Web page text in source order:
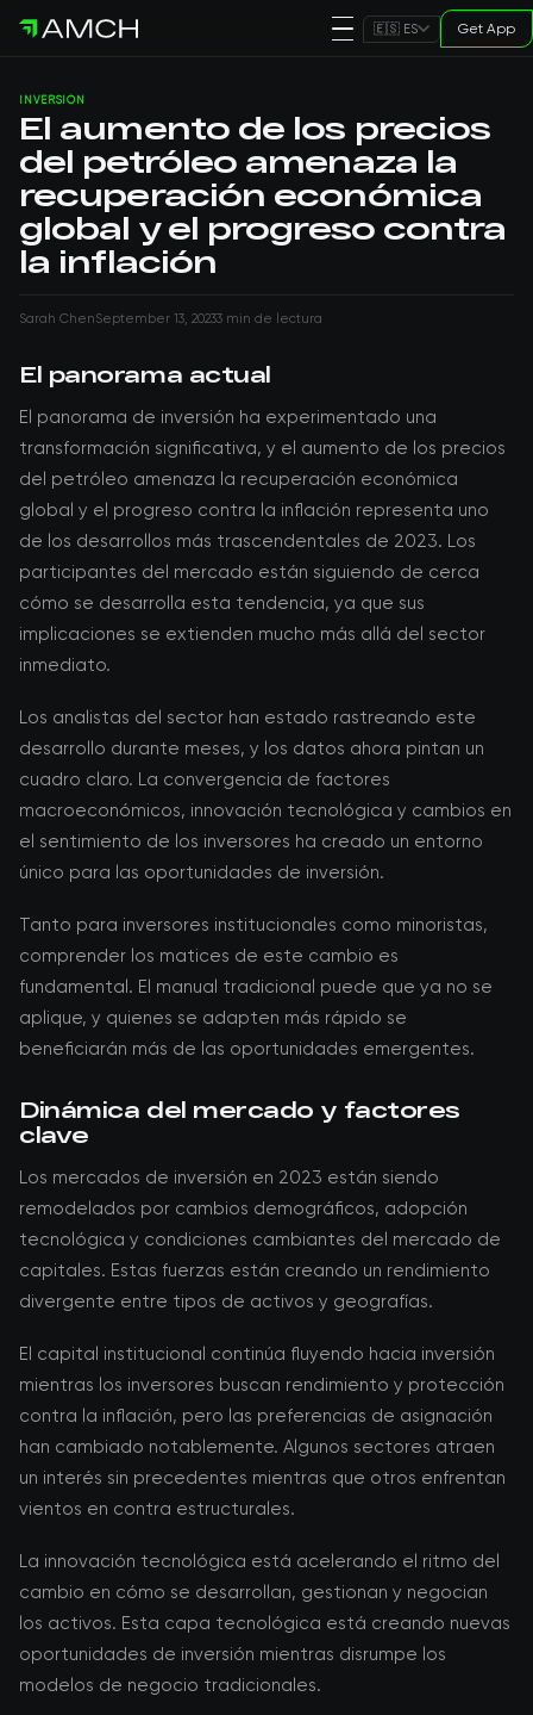
🇪🇸 ES Get App
INVERSIÓN
El aumento de los precios
del petróleo amenaza la
recuperación económica
global y el progreso contra
la inflación
Sarah ChenSeptember 13, 20233 min de lectura
El panorama actual
El panorama de inversión ha experimentado una
transformación significativa, y el aumento de los precios
del petróleo amenaza la recuperación económica
global y el progreso contra la inflación representa uno
de los desarrollos más trascendentales de 2023. Los
participantes del mercado están siguiendo de cerca
cómo se desarrolla esta tendencia, ya que sus
implicaciones se extienden mucho más allá del sector
inmediato.
Los analistas del sector han estado rastreando este
desarrollo durante meses, y los datos ahora pintan un
cuadro claro. La convergencia de factores
macroeconómicos, innovación tecnológica y cambios en
el sentimiento de los inversores ha creado un entorno
único para las oportunidades de inversión.
Tanto para inversores institucionales como minoristas,
comprender los matices de este cambio es
fundamental. El manual tradicional puede que ya no se
aplique, y quienes se adapten más rápido se
beneficiarán más de las oportunidades emergentes.
Dinámica del mercado y factores
clave
Los mercados de inversión en 2023 están siendo
remodelados por cambios demográficos, adopción
tecnológica y condiciones cambiantes del mercado de
capitales. Estas fuerzas están creando un rendimiento
divergente entre tipos de activos y geografías.
El capital institucional continúa fluyendo hacia inversión
mientras los inversores buscan rendimiento y protección
contra la inflación, pero las preferencias de asignación
han cambiado notablemente. Algunos sectores atraen
un interés sin precedentes mientras que otros enfrentan
vientos en contra estructurales.
La innovación tecnológica está acelerando el ritmo del
cambio en cómo se desarrollan, gestionan y negocian
los activos. Esta capa tecnológica está creando nuevas
oportunidades de inversión mientras disrumpe los
modelos de negocio tradicionales.